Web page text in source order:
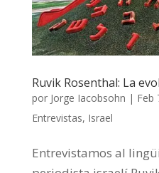
Ruvik Rosenthal: La
por Jorge Iacobsohn | Feb
Entrevistas, Israel
Entrevistamos al